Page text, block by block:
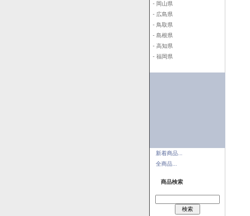
- 岡山県
- 広島県
- 鳥取県
- 島根県
- 高知県
- 福岡県
新着商品...
全商品...
商品検索